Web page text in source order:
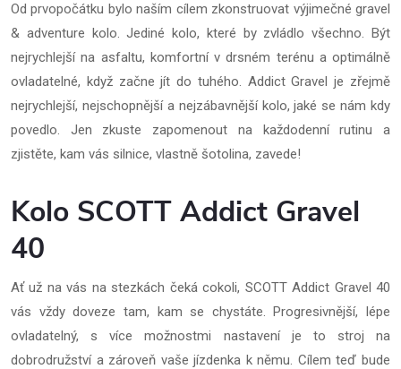
Od prvopočátku bylo naším cílem zkonstruovat výjimečné gravel
& adventure kolo. Jediné kolo, které by zvládlo všechno. Být
nejrychlejší na asfaltu, komfortní v drsném terénu a optimálně
ovladatelné, když začne jít do tuhého. Addict Gravel je zřejmě
nejrychlejší, nejschopnější a nejzábavnější kolo, jaké se nám kdy
povedlo. Jen zkuste zapomenout na každodenní rutinu a
zjistěte, kam vás silnice, vlastně šotolina, zavede!
Kolo SCOTT Addict Gravel
40
Ať už na vás na stezkách čeká cokoli, SCOTT Addict Gravel 40
vás vždy doveze tam, kam se chystáte. Progresivnější, lépe
ovladatelný, s více možnostmi nastavení je to stroj na
dobrodružství a zároveň vaše jízdenka k němu. Cílem teď bude